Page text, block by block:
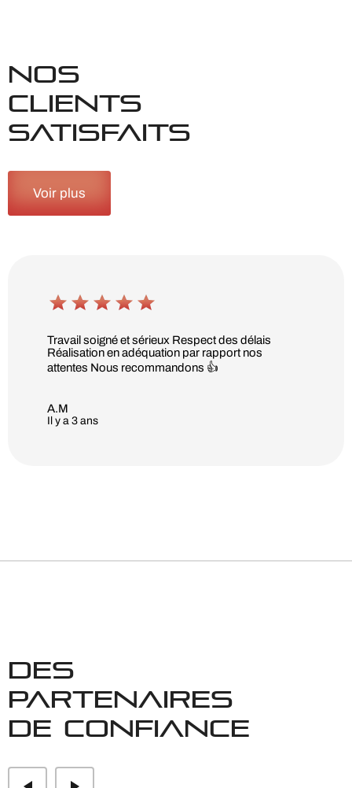
NOS
CLIENTS
SATISFAITS
Voir plus
Travail soigné et sérieux Respect des délais
Réalisation en adéquation par rapport nos
attentes Nous recommandons 👍
A.M
Il y a 3 ans
DES
PARTENAIRES
DE CONFIANCE